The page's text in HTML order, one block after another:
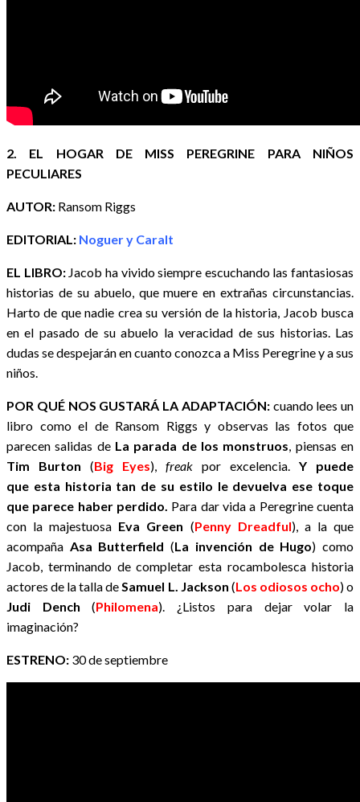
2. EL HOGAR DE MISS PEREGRINE PARA NIÑOS
PECULIARES
AUTOR: Ransom Riggs
EDITORIAL: Noguer y Caralt
EL LIBRO:Jacob ha vivido siempre escuchando las fantasiosas
historias de su abuelo, que muere en extrañas circunstancias.
Harto de que nadie crea su versión de la historia, Jacob busca
en el pasado de su abuelo la veracidad de sus historias. Las
dudas se despejarán en cuanto conozca a Miss Peregrine y a sus
niños.
POR QUÉ NOS GUSTARÁ LA ADAPTACIÓN:cuando lees un
libro como el de Ransom Riggs y observas las fotos que
parecen salidas de La parada de los monstruos, piensas en
Tim Burton (Big Eyes), freak por excelencia. Y puede
que esta historia tan de su estilo le devuelva ese toque
que parece haber perdido. Para dar vida a Peregrine cuenta
con la majestuosa Eva Green (Penny Dreadful), a la que
acompaña Asa Butterfield (La invención de Hugo) como
Jacob, terminando de completar esta rocambolesca historia
actores de la talla deSamuel L. Jackson (Los odiosos ocho) o
Judi Dench (Philomena). ¿Listos para dejar volar la
imaginación?
ESTRENO: 30 de septiembre